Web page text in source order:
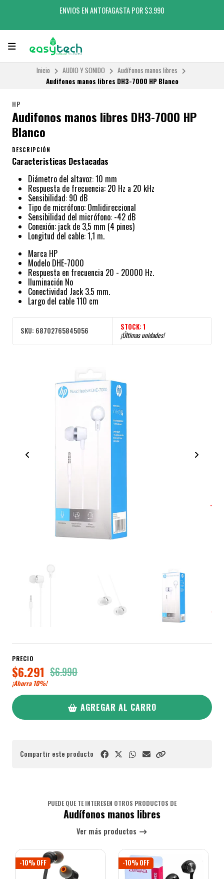
ENVIOS EN ANTOFAGASTA POR $3.990
Inicio AUDIO Y SONIDO
Audífonos manos libres
Audifonos manos libres DH3-7000 HP Blanco
HP
Audifonos manos libres DH3-7000 HP
Blanco
DESCRIPCIÓN
Caracteristicas Destacadas
Diámetro del altavoz: 10 mm
Respuesta de frecuencia: 20 Hz a 20 kHz
Sensibilidad: 90 dB
Tipo de micrófono: Omlidireccional
Sensibilidad del micrófono: -42 dB
Conexión: jack de 3,5 mm (4 pines)
Longitud del cable: 1,1 m.
Marca HP
Modelo DHE-7000
Respuesta en frecuencia 20 - 20000 Hz.
Iluminación No
Conectividad Jack 3.5 mm.
Largo del cable 110 cm
SKU: 68702765845056 STOCK: 1
¡Últimas unidades!
PRECIO
$6.291 $6.990
¡Ahorra 10%!
AGREGAR AL CARRO
Compartir este producto
PUEDE QUE TE INTERESEN OTROS PRODUCTOS DE
Audífonos manos libres
Ver más productos
-10% OFF -10% OFF